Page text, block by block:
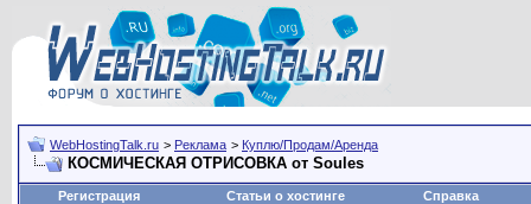
WebHostingTalk.ru > Реклама > Куплю/Продам/Аренда
КОСМИЧЕСКАЯ ОТРИСОВКА от Soules
Регистрация Статьи о хостинге Справка